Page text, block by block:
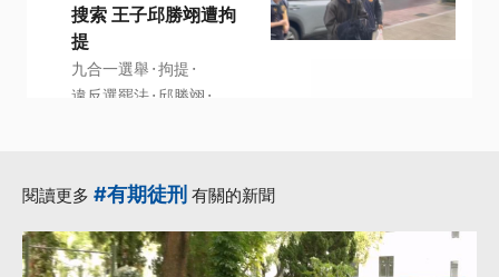
搜索 王子邱勝翊遭拘
提
九合一選舉 ·拘提 ·
違反選罷法· 邱勝翊 ·
閱讀更多 #有期徒刑 有關的新聞